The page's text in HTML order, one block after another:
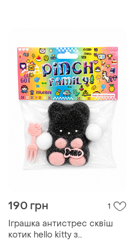
190 грн 1
Іграшка антистрес сквіш
котик hello kitty з